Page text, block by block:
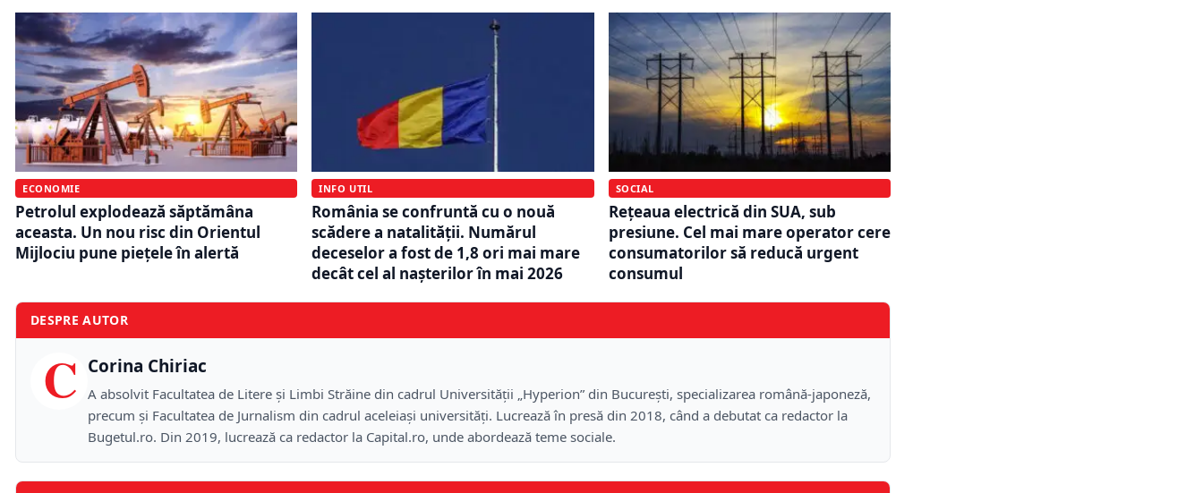
ECONOMIE
Petrolul explodează săptămâna
aceasta. Un nou risc din Orientul
Mijlociu pune piețele în alertă
INFO UTIL
România se confruntă cu o nouă
scădere a natalității. Numărul
deceselor a fost de 1,8 ori mai mare
decât cel al nașterilor în mai 2026
SOCIAL
Rețeaua electrică din SUA, sub
presiune. Cel mai mare operator cere
consumatorilor să reducă urgent
consumul
DESPRE AUTOR
C Corina Chiriac
A absolvit Facultatea de Litere și Limbi Străine din cadrul Universității „Hyperion” din București, specializarea română-japoneză,
precum și Facultatea de Jurnalism din cadrul aceleiași universități. Lucrează în presă din 2018, când a debutat ca redactor la
Bugetul.ro. Din 2019, lucrează ca redactor la Capital.ro, unde abordează teme sociale.